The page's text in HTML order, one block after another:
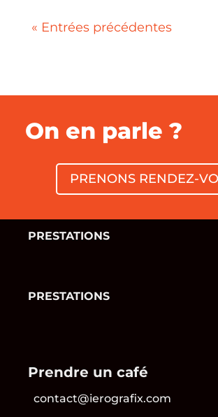
« Entrées précédentes
On en parle ?
PRENONS RENDEZ-
PRESTATIONS
PRESTATIONS
Prendre un café
contact@ierografix.com